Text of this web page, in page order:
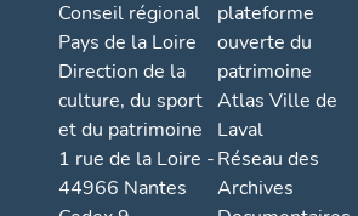
Conseil régional
Pays de la Loire
Direction de la
culture, du sport
et du patrimoine
1 rue de la Loire -
44966 Nantes
plateforme
ouverte du
patrimoine
Atlas Ville de
Laval
Réseau des
Archives